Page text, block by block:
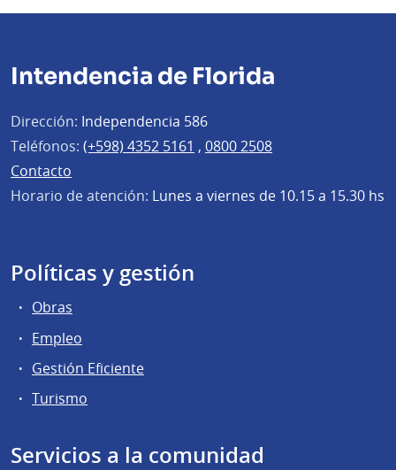
Intendencia de Florida
Dirección: Independencia 586
Teléfonos: (+598) 4352 5161 , 0800 2508
Contacto
Horario de atención: Lunes a viernes de 10.15 a 15.30 hs
Políticas y gestión
Obras
Empleo
Gestión Eficiente
Turismo
Servicios a la comunidad